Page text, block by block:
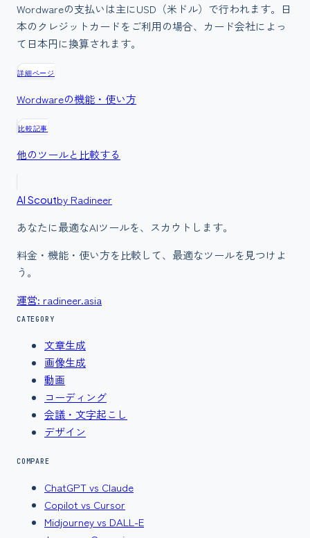
Wordwareの支払いは主にUSD（米ドル）で行われます。日
本のクレジットカードをご利用の場合、カード会社によっ
て日本円に換算されます。
詳細ページ
Wordwareの機能・使い方
比較記事
他のツールと比較する
AI Scoutby Radineer
あなたに最適なAIツールを、スカウトします。
料金・機能・使い方を比較して、最適なツールを見つけよ
う。
運営: radineer.asia
CATEGORY
文章生成
画像生成
動画
コーディング
会議・文字起こし
デザイン
COMPARE
ChatGPT vs Claude
Copilot vs Cursor
Midjourney vs DALL-E